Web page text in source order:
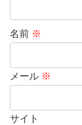
名前 ※
メール ※
サイト